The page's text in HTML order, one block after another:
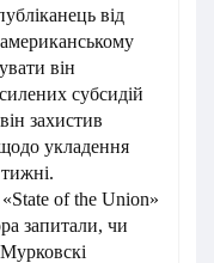
від
він
субсидій
захистив
щодо укладення
of the Union»
запитали, чи